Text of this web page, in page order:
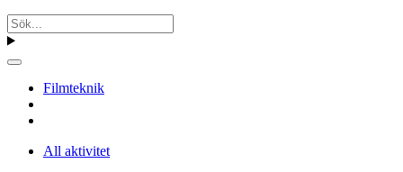
Filmteknik
All aktivitet